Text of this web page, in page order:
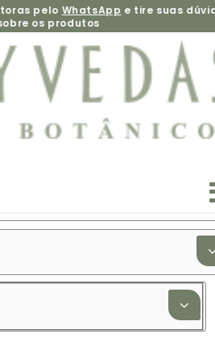
pelo WhatsApp e tire suas
os produtos
PESQUISA